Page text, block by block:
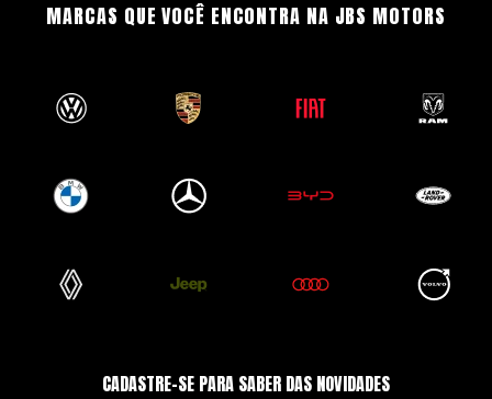
MARCAS QUE VOCÊ ENCONTRA NA JBS MOTORS
CADASTRE-SE PARA SABER DAS NOVIDADES